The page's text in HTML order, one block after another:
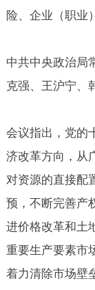
险、企业（职业
中共中央政治局
克强、王沪宁、
会议指出，党的
济改革方向，从
对资源的直接配
预，不断完善产
进价格改革和土
重要生产要素市
着力清除市场壁